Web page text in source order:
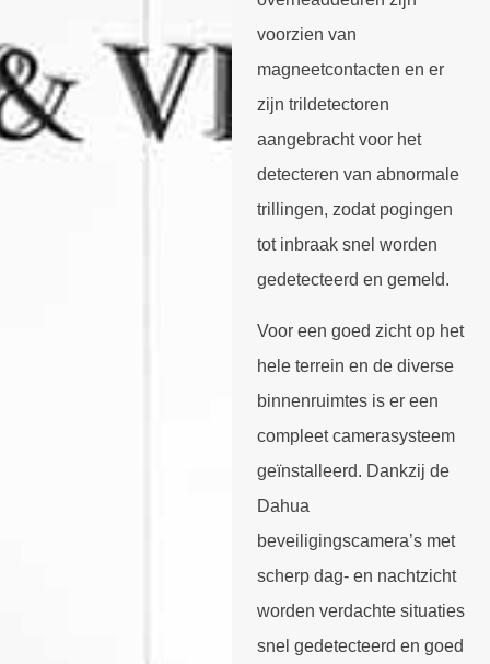
voorzien van
magneetcontacten en er
zijn trildetectoren
aangebracht voor het
detecteren van abnormale
trillingen, zodat pogingen
tot inbraak snel worden
gedetecteerd en gemeld.
Voor een goed zicht op het
hele terrein en de diverse
binnenruimtes is er een
compleet camerasysteem
geïnstalleerd. Dankzij de
Dahua
beveiligingscamera’s met
scherp dag- en nachtzicht
worden verdachte situaties
snel gedetecteerd en goed